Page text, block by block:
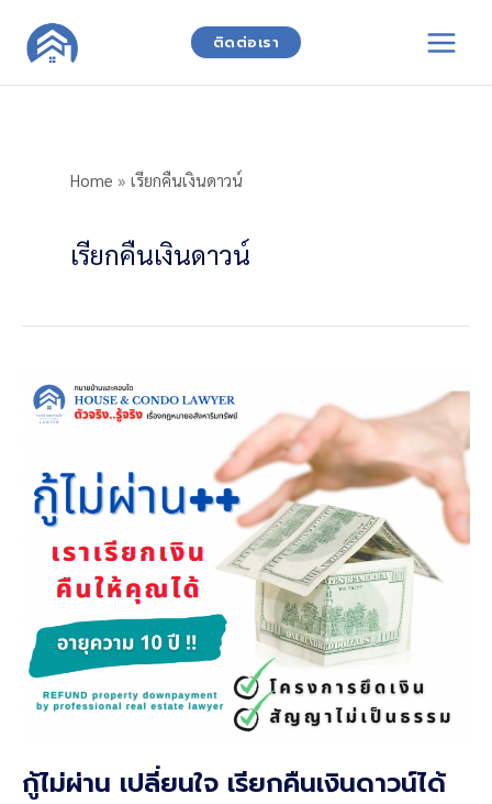
content
ติดต่อเรา
Home » เรียกคืนเงินดาวน์
เรียกคืนเงินดาวน์
กู้ไม่ผ่าน เปลี่ยนใจ เรียกคืนเงินดาวน์ได้